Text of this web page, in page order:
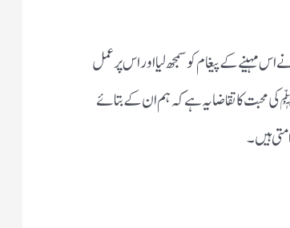
مہینے کے پیغام کو سمجھ لیا اور اس پر عمل
کا تقاضا یہ ہے کہ ہم ان کے بتائے
ہیں۔